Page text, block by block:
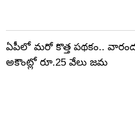
ఏపీలో మరో కొత్త పథకం..
అకౌంట్లో రూ.25 వేలు జమ